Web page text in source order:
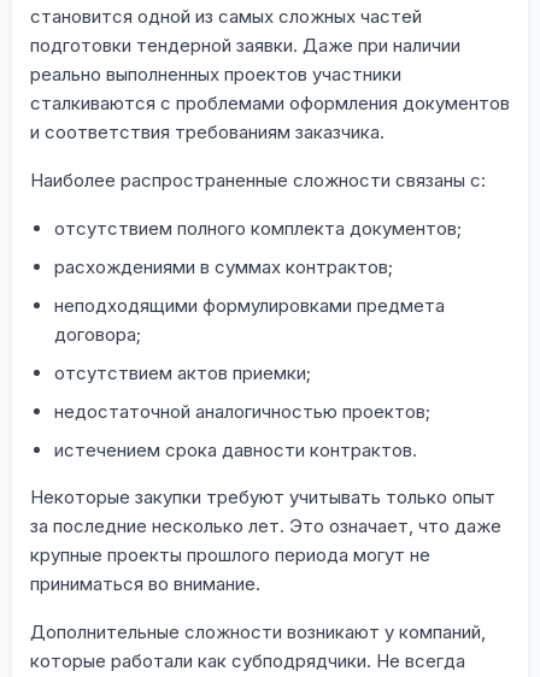
становится одной из самых сложных частей
подготовки тендерной заявки. Даже при наличии
реально выполненных проектов участники
сталкиваются с проблемами оформления документов
и соответствия требованиям заказчика.
Наиболее распространенные сложности связаны с:
отсутствием полного комплекта документов;
расхождениями в суммах контрактов;
неподходящими формулировками предмета
договора;
отсутствием актов приемки;
недостаточной аналогичностью проектов;
истечением срока давности контрактов.
Некоторые закупки требуют учитывать только опыт
за последние несколько лет. Это означает, что даже
крупные проекты прошлого периода могут не
приниматься во внимание.
Дополнительные сложности возникают у компаний,
которые работали как субподрядчики. Не всегда